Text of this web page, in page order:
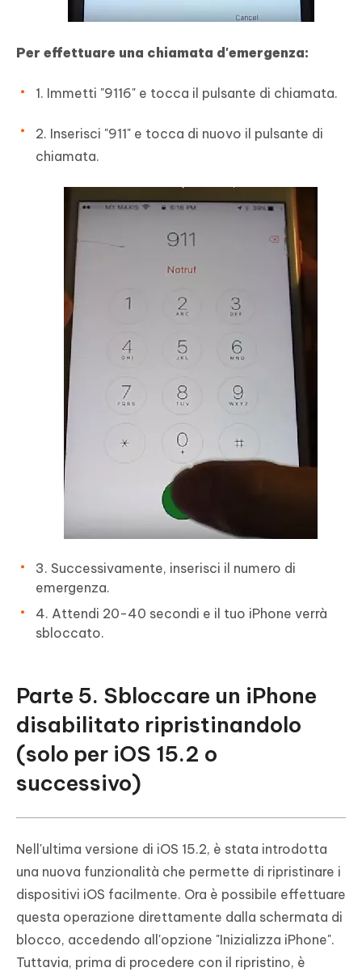
Per effettuare una chiamata d'emergenza:
1. Immetti "9116" e tocca il pulsante di chiamata.
2. Inserisci "911" e tocca di nuovo il pulsante di
chiamata.
3. Successivamente, inserisci il numero di
emergenza.
4. Attendi 20-40 secondi e il tuo iPhone verrà
sbloccato.
Parte 5. Sbloccare un iPhone
disabilitato ripristinandolo
(solo per iOS 15.2 o
successivo)
Nell'ultima versione di iOS 15.2, è stata introdotta
una nuova funzionalità che permette di ripristinare i
dispositivi iOS facilmente. Ora è possibile effettuare
questa operazione direttamente dalla schermata di
blocco, accedendo all'opzione "Inizializza iPhone".
Tuttavia, prima di procedere con il ripristino, è